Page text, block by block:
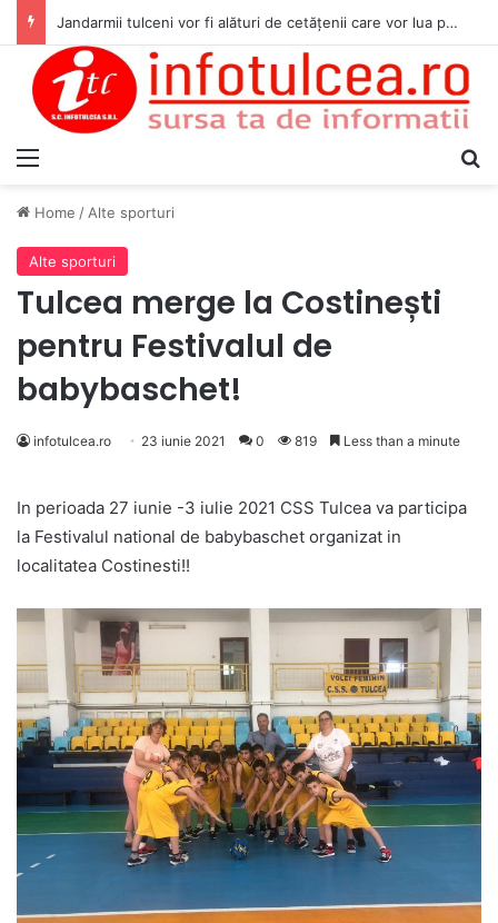
Jandarmii tulceni vor fi alături de cetățenii care vor lua parte la Festivalul Folk Țestos
Home / Alte sporturi
Alte sporturi
Tulcea merge la Costinești
pentru Festivalul de
babybaschet!
infotulcea.ro 23 iunie 2021 0 819 Less than a minute
In perioada 27 iunie -3 iulie 2021 CSS Tulcea va participa
la Festivalul national de babybaschet organizat in
localitatea Costinesti!!